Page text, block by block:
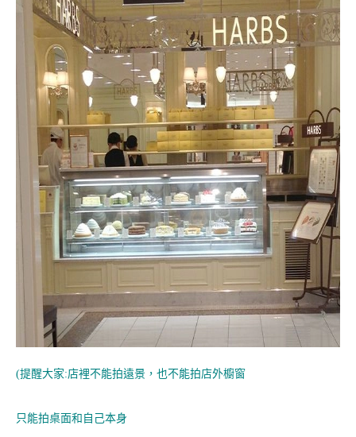
(提醒大家:店裡不能拍遠景，也不能拍店外櫥窗
只能拍桌面和自己本身